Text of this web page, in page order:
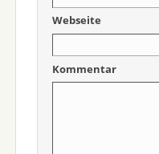
Webseite
Kommentar